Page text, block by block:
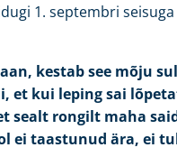
1. septembri seisuga
kestab see mõju sul
et kui leping sai
sealt rongilt maha
ei taastunud ära, ei